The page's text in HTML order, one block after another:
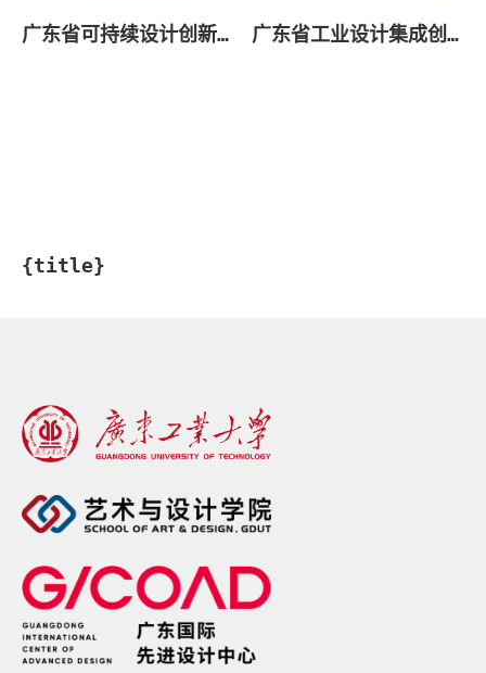
广东省可持续设计创新工程技术研究中心 广东省工业设计集成创新工程技术研究中心
{title}